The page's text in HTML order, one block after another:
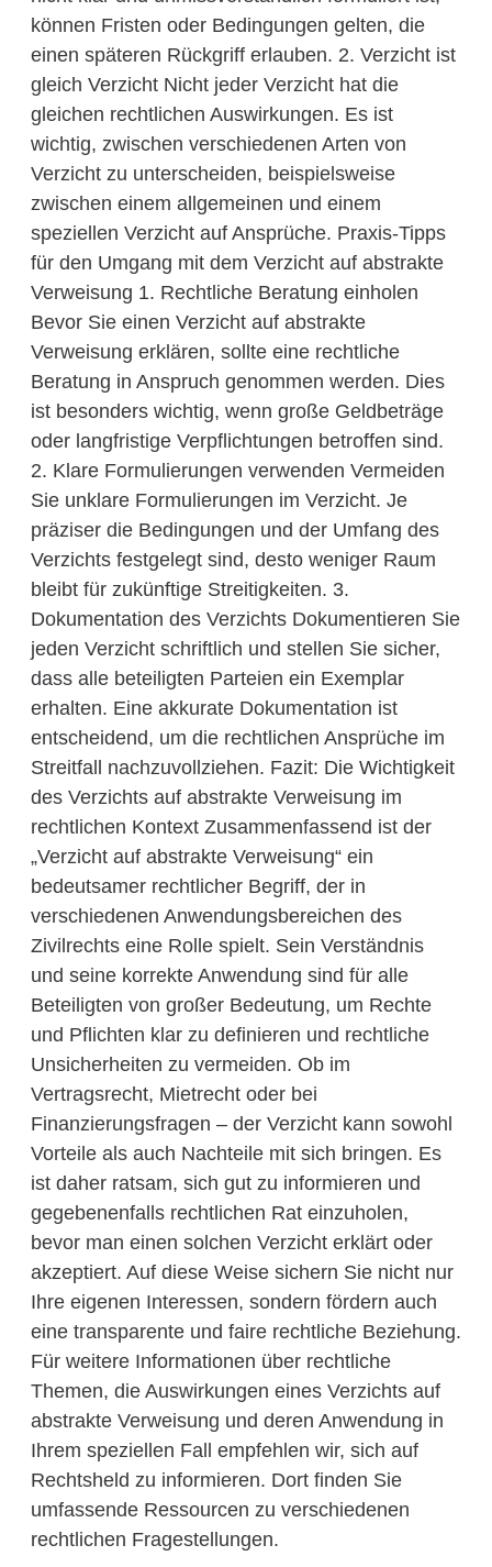
können Fristen oder Bedingungen gelten, die
einen späteren Rückgriff erlauben. 2. Verzicht ist
gleich Verzicht Nicht jeder Verzicht hat die
gleichen rechtlichen Auswirkungen. Es ist
wichtig, zwischen verschiedenen Arten von
Verzicht zu unterscheiden, beispielsweise
zwischen einem allgemeinen und einem
speziellen Verzicht auf Ansprüche. Praxis-Tipps
für den Umgang mit dem Verzicht auf abstrakte
Verweisung 1. Rechtliche Beratung einholen
Bevor Sie einen Verzicht auf abstrakte
Verweisung erklären, sollte eine rechtliche
Beratung in Anspruch genommen werden. Dies
ist besonders wichtig, wenn große Geldbeträge
oder langfristige Verpflichtungen betroffen sind.
2. Klare Formulierungen verwenden Vermeiden
Sie unklare Formulierungen im Verzicht. Je
präziser die Bedingungen und der Umfang des
Verzichts festgelegt sind, desto weniger Raum
bleibt für zukünftige Streitigkeiten. 3.
Dokumentation des Verzichts Dokumentieren Sie
jeden Verzicht schriftlich und stellen Sie sicher,
dass alle beteiligten Parteien ein Exemplar
erhalten. Eine akkurate Dokumentation ist
entscheidend, um die rechtlichen Ansprüche im
Streitfall nachzuvollziehen. Fazit: Die Wichtigkeit
des Verzichts auf abstrakte Verweisung im
rechtlichen Kontext Zusammenfassend ist der
„Verzicht auf abstrakte Verweisung“ ein
bedeutsamer rechtlicher Begriff, der in
verschiedenen Anwendungsbereichen des
Zivilrechts eine Rolle spielt. Sein Verständnis
und seine korrekte Anwendung sind für alle
Beteiligten von großer Bedeutung, um Rechte
und Pflichten klar zu definieren und rechtliche
Unsicherheiten zu vermeiden. Ob im
Vertragsrecht, Mietrecht oder bei
Finanzierungsfragen – der Verzicht kann sowohl
Vorteile als auch Nachteile mit sich bringen. Es
ist daher ratsam, sich gut zu informieren und
gegebenenfalls rechtlichen Rat einzuholen,
bevor man einen solchen Verzicht erklärt oder
akzeptiert. Auf diese Weise sichern Sie nicht nur
Ihre eigenen Interessen, sondern fördern auch
eine transparente und faire rechtliche Beziehung.
Für weitere Informationen über rechtliche
Themen, die Auswirkungen eines Verzichts auf
abstrakte Verweisung und deren Anwendung in
Ihrem speziellen Fall empfehlen wir, sich auf
Rechtsheld zu informieren. Dort finden Sie
umfassende Ressourcen zu verschiedenen
rechtlichen Fragestellungen.